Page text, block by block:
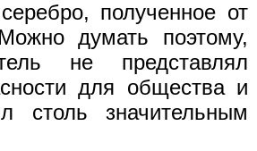
полученное от
думать поэтому,
не представлял
для общества и
столь значительным